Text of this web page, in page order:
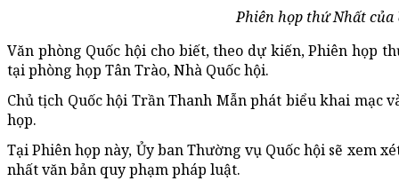
Phiên họp thứ Nhất của
Văn phòng Quốc hội cho biết, theo dự kiến, Phiên họp
tại phòng họp Tân Trào, Nhà Quốc hội.
Chủ tịch Quốc hội Trần Thanh Mẫn phát biểu khai mạc
họp.
Tại Phiên họp này, Ủy ban Thường vụ Quốc hội sẽ xem
nhất văn bản quy phạm pháp luật.